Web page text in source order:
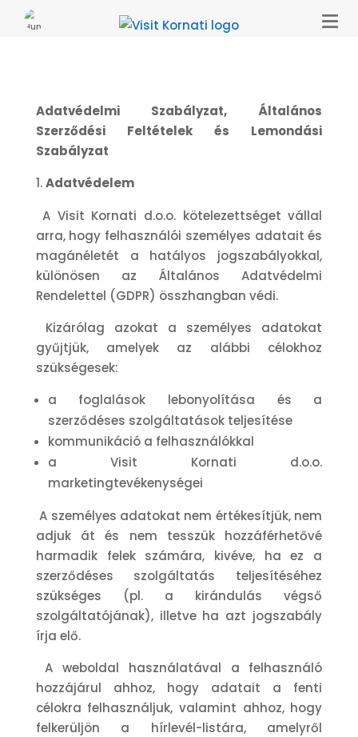
Adatvédelmi Szabályzat, Általános
Szerződési Feltételek és Lemondási
Szabályzat
Adatvédelem
A Visit Kornati d.o.o. kötelezettséget vállal
arra, hogy felhasználói személyes adatait és
magánéletét a hatályos jogszabályokkal,
különösen az Általános Adatvédelmi
Rendelettel (GDPR) összhangban védi.
Kizárólag azokat a személyes adatokat
gyűjtjük, amelyek az alábbi célokhoz
szükségesek:
a foglalások lebonyolítása és a
szerződéses szolgáltatások teljesítése
kommunikáció a felhasználókkal
a Visit Kornati d.o.o.
marketingtevékenységei
A személyes adatokat nem értékesítjük, nem
adjuk át és nem tesszük hozzáférhetővé
harmadik felek számára, kivéve, ha ez a
szerződéses szolgáltatás teljesítéséhez
szükséges (pl. a kirándulás végső
szolgáltatójának), illetve ha azt jogszabály
írja elő.
A weboldal használatával a felhasználó
hozzájárul ahhoz, hogy adatait a fenti
célokra felhasználjuk, valamint ahhoz, hogy
felkerüljön a hírlevél-listára, amelyről